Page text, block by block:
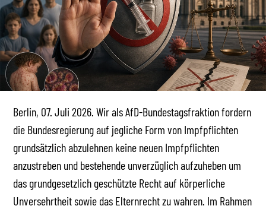
MEDIATHEK
Berlin, 07. Juli 2026. Wir als AfD-Bundestagsfraktion fordern
die Bundesregierung auf jegliche Form von Impfpflichten
grundsätzlich abzulehnen keine neuen Impfpflichten
anzustreben und bestehende unverzüglich aufzuheben um
das grundgesetzlich geschützte Recht auf körperliche
Unversehrtheit sowie das Elternrecht zu wahren. Im Rahmen